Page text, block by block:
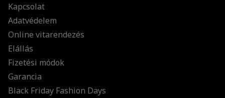
Kapcsolat
Adatvédelem
Online vitarendezés
Elállás
Fizetési módok
Garancia
Black Friday Fashion Days